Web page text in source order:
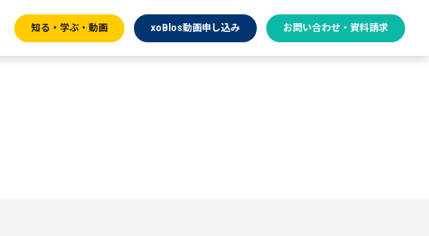
知る・学ぶ・動画 xoBlos動画申し込み お問い合わせ・資料請求